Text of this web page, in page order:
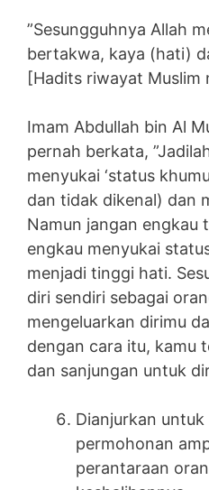
”Sesungguhnya Allah
bertakwa, kaya (hati)
[Hadits riwayat Muslim
Imam Abdullah bin Al
pernah berkata,
menyukai ‘status
dan tidak dikenal) dan
Namun jangan engkau
engkau menyukai
menjadi tinggi hati.
diri sendiri sebagai
mengeluarkan dirimu
dengan cara itu, kamu
dan sanjungan untuk
Dianjurkan
permohonan
perantaraan